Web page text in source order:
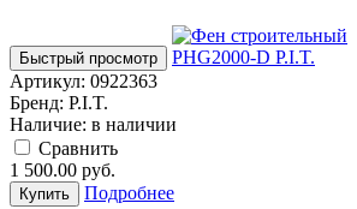
Быстрый просмотр
Артикул: 0922363
Бренд: P.I.T.
Наличие: в наличии
Cравнить
1 500.00 руб.
Купить Подробнее